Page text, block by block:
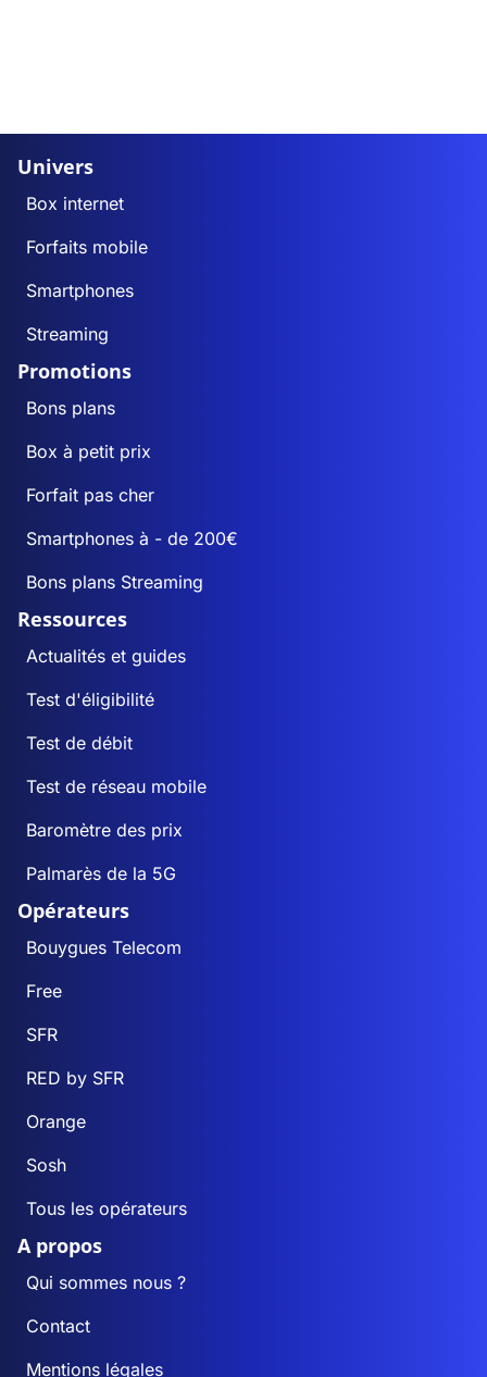
Univers
Box internet
Forfaits mobile
Smartphones
Streaming
Promotions
Bons plans
Box à petit prix
Forfait pas cher
Smartphones à - de 200€
Bons plans Streaming
Ressources
Actualités et guides
Test d'éligibilité
Test de débit
Test de réseau mobile
Baromètre des prix
Palmarès de la 5G
Opérateurs
Bouygues Telecom
Free
SFR
RED by SFR
Orange
Sosh
Tous les opérateurs
A propos
Qui sommes nous ?
Contact
Mentions légales